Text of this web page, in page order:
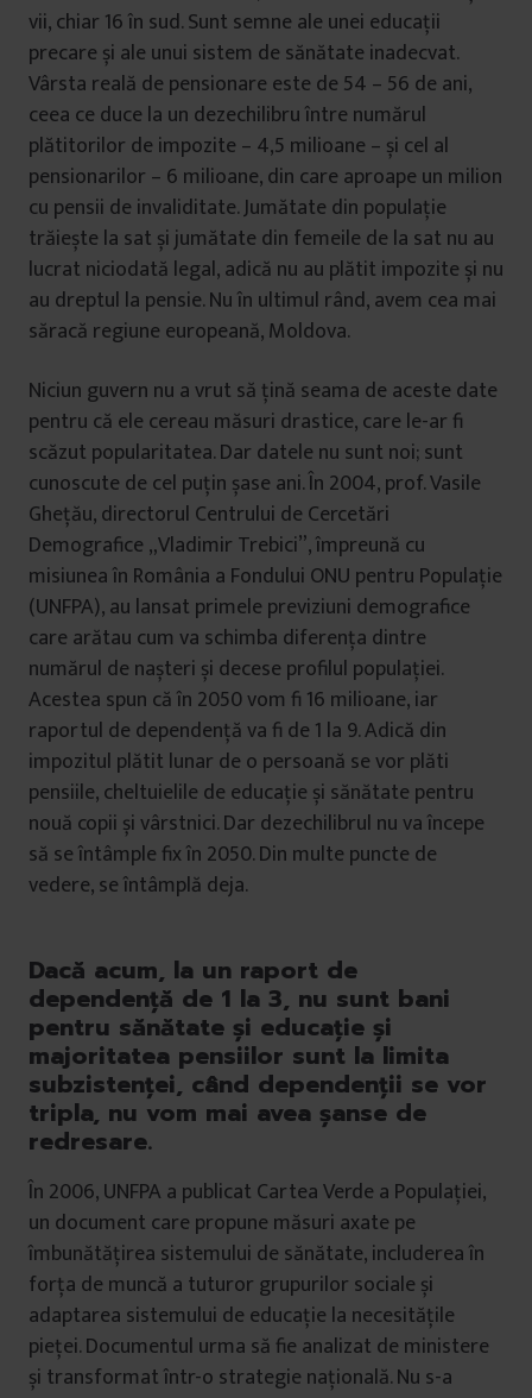
vii, chiar 16 în sud. Sunt semne ale unei educații
precare și ale unui sistem de sănătate inadecvat.
Vârsta reală de pensionare este de 54 – 56 de ani,
ceea ce duce la un dezechilibru între numărul
plătitorilor de impozite – 4,5 milioane – și cel al
pensionarilor – 6 milioane, din care aproape un milion
cu pensii de invaliditate. Jumătate din populație
trăiește la sat și jumătate din femeile de la sat nu au
lucrat niciodată legal, adică nu au plătit impozite și nu
au dreptul la pensie. Nu în ultimul rând, avem cea mai
săracă regiune europeană, Moldova.
Niciun guvern nu a vrut să țină seama de aceste date
pentru că ele cereau măsuri drastice, care le-ar fi
scăzut popularitatea. Dar datele nu sunt noi; sunt
cunoscute de cel puțin șase ani. În 2004, prof. Vasile
Ghețău, directorul Centrului de Cercetări
Demografice „Vladimir Trebici”, împreună cu
misiunea în România a Fondului ONU pentru Populație
(UNFPA), au lansat primele previziuni demografice
care arătau cum va schimba diferența dintre
numărul de nașteri și decese profilul populației.
Acestea spun că în 2050 vom fi 16 milioane, iar
raportul de dependență va fi de 1 la 9. Adică din
impozitul plătit lunar de o persoană se vor plăti
pensiile, cheltuielile de educație și sănătate pentru
nouă copii și vârstnici. Dar dezechilibrul nu va începe
să se întâmple fix în 2050. Din multe puncte de
vedere, se întâmplă deja.
Dacă acum, la un raport de
dependență de 1 la 3, nu sunt bani
pentru sănătate și educație și
majoritatea pensiilor sunt la limita
subzistenței, când dependenții se vor
tripla, nu vom mai avea șanse de
redresare.
În 2006, UNFPA a publicat Cartea Verde a Populației,
un document care propune măsuri axate pe
îmbunătățirea sistemului de sănătate, includerea în
forța de muncă a tuturor grupurilor sociale și
adaptarea sistemului de educație la necesitățile
pieței. Documentul urma să fie analizat de ministere
și transformat într-o strategie națională. Nu s-a